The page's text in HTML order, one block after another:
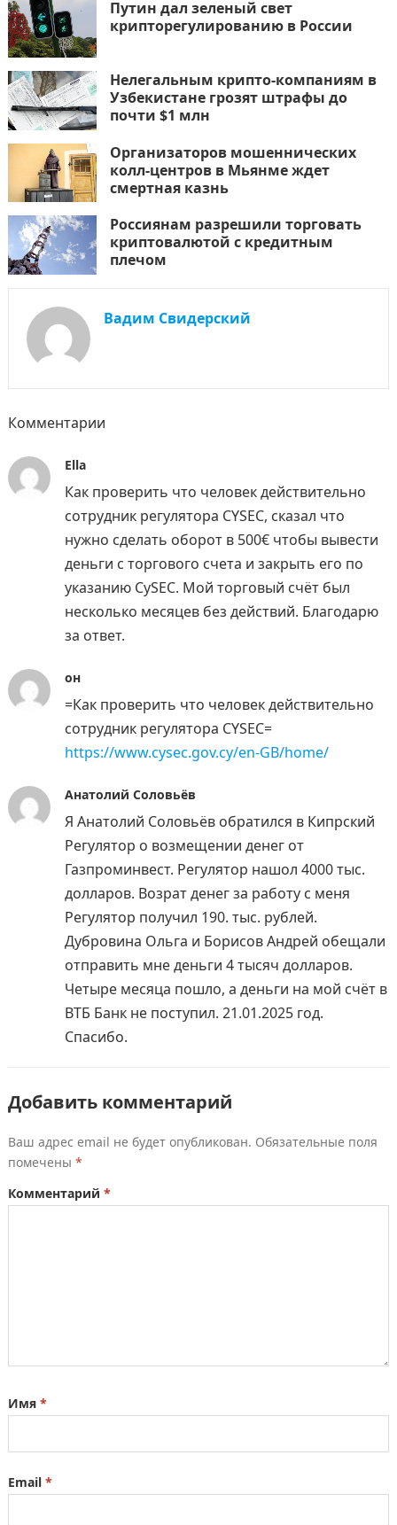
Путин дал зеленый свет
крипторегулированию в России
Нелегальным крипто-компаниям в
Узбекистане грозят штрафы до
почти $1 млн
Организаторов мошеннических
колл-центров в Мьянме ждет
смертная казнь
Россиянам разрешили торговать
криптовалютой с кредитным
плечом
Вадим Свидерский
Комментарии
Ella
Как проверить что человек действительно
сотрудник регулятора СYSEC, сказал что
нужно сделать оборот в 500€ чтобы вывести
деньги с торгового счета и закрыть его по
указанию CySEC. Мой торговый счёт был
несколько месяцев без действий. Благодарю
за ответ.
он
=Как проверить что человек действительно
сотрудник регулятора СYSEC=
https://www.cysec.gov.cy/en-GB/home/
Анатолий Соловьёв
Я Анатолий Соловьёв обратился в Кипрский
Регулятор о возмещении денег от
Газпроминвест. Регулятор нашол 4000 тыс.
долларов. Возрат денег за работу с меня
Регулятор получил 190. тыс. рублей.
Дубровина Ольга и Борисов Андрей обещали
отправить мне деньги 4 тысяч долларов.
Четыре месяца пошло, а деньги на мой счёт в
ВТБ Банк не поступил. 21.01.2025 год.
Спасибо.
Добавить комментарий
Ваш адрес email не будет опубликован. Обязательные поля
помечены *
Комментарий *
Имя *
Email *